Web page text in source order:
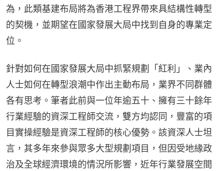
為，此類基建布局將為香港工程界帶來具結構性轉型
的契機，並期望在國家發展大局中找到自身的專業定
位。
針對如何在國家發展大局中抓緊規劃「紅利」、業內
人士如何在轉型浪潮中作出主動布局，業界不同群體
各有思考。筆者此前與一位年逾五十、擁有三十餘年
行業經驗的資深工程師交流，雙方均認同，豐富的項
目實操經驗是資深工程師的核心優勢。該資深人士坦
言，其多年來參與眾多大型規劃項目，但因受地緣政
治及全球經濟環境的情況所影響，近年行業發展空間